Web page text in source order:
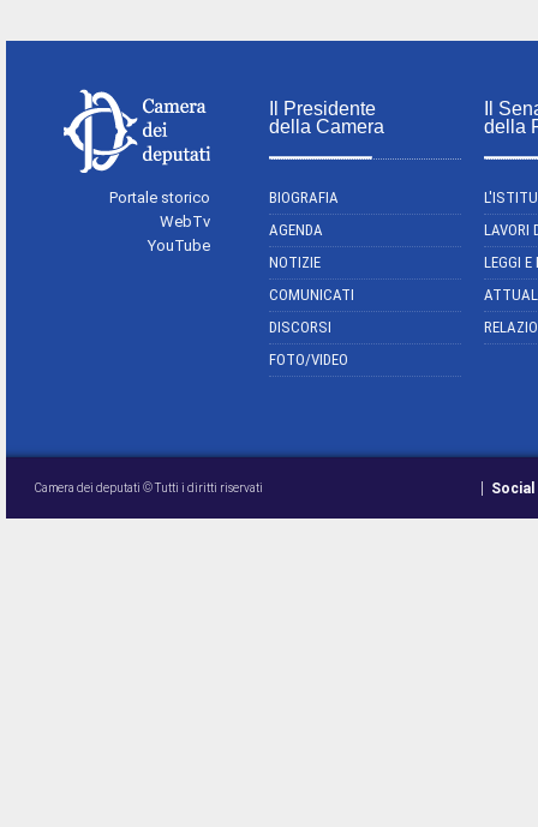
Portale storico
WebTv
YouTube
Il Presidente
della Camera
BIOGRAFIA
AGENDA
NOTIZIE
COMUNICATI
DISCORSI
FOTO/VIDEO
Il
della
LAVORI
LEGGI
Camera dei deputati © Tutti i diritti riservati Social